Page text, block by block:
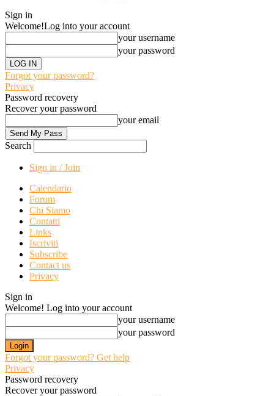
Sign in
Welcome!Log into your account
your username
your password
Forgot your password?
Privacy
Password recovery
Recover your password
your email
Search
Sign in / Join
Calendario
Forum
Chi Siamo
Contatti
Links
Iscriviti
Subscribe
Contact us
Privacy
Sign in
Welcome! Log into your account
your username
your password
Forgot your password? Get help
Privacy
Password recovery
Recover your password